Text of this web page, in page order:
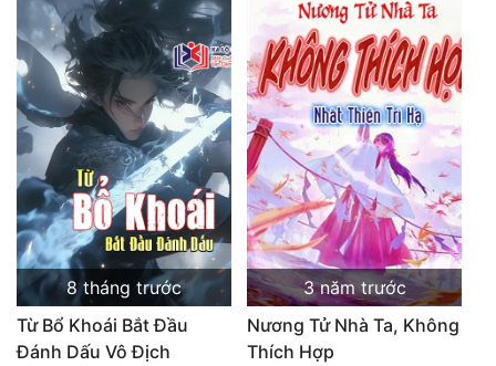
8 tháng trước
Từ Bổ Khoái Bắt Đầu
Đánh Dấu Vô Địch
3 năm trước
Nương Tử Nhà Ta, Không
Thích Hợp